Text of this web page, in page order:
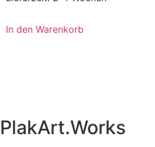
In den Warenkorb
PlakArt.Works